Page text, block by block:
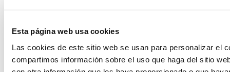
Esta página web usa cookies
Las cookies de este sitio web se usan para personalizar el
compartimos información sobre el uso que haga del sitio